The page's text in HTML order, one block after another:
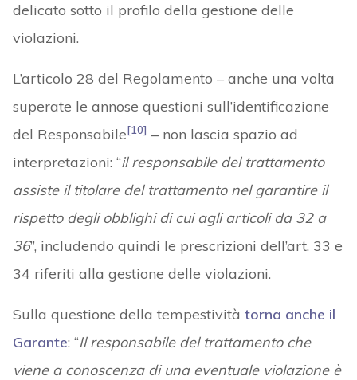
delicato sotto il profilo della gestione delle
violazioni.
L’articolo 28 del Regolamento – anche una volta
superate le annose questioni sull’identificazione
del Responsabile[10] – non lascia spazio ad
interpretazioni: “il responsabile del trattamento
assiste il titolare del trattamento nel garantire il
rispetto degli obblighi di cui agli articoli da 32 a
36”, includendo quindi le prescrizioni dell’art. 33 e
34 riferiti alla gestione delle violazioni.
Sulla questione della tempestività torna anche il
Garante: “Il responsabile del trattamento che
viene a conoscenza di una eventuale violazione è